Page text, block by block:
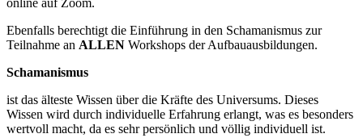
online auf Zoom.
Ebenfalls berechtigt die Einführung in den Schamanismus zur
Teilnahme an ALLEN Workshops der Aufbauausbildungen.
Schamanismus
ist das älteste Wissen über die Kräfte des Universums. Dieses
Wissen wird durch individuelle Erfahrung erlangt, was es besonders
wertvoll macht, da es sehr persönlich und völlig individuell ist.